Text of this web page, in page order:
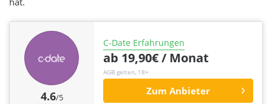
4.6/5
C-Date Erfahrungen
ab 19,90€ / Monat
AGB gelten, 18+
Zum Anbieter